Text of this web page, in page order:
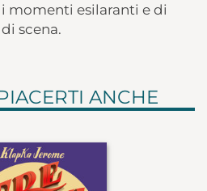
momenti esilaranti e di
scena.
ANCHE